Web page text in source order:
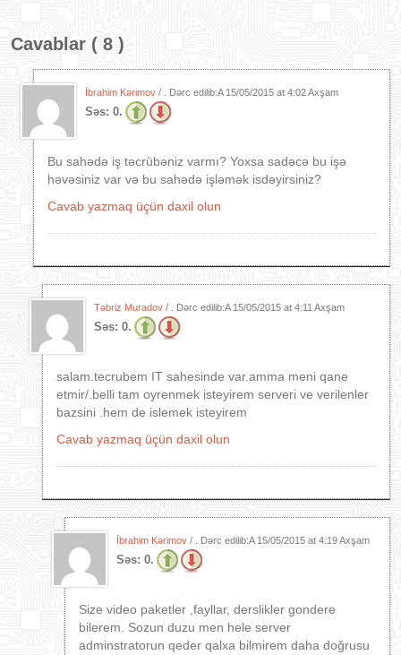
Cavablar ( 8 )
İbrahim Kərimov / . Dərc edilib:A 15/05/2015 at 4:02 Axşam
Səs: 0.
Bu sahədə iş təcrübəniz varmı? Yoxsa sadəcə bu işə
həvəsiniz var və bu sahədə işləmək isdəyirsiniz?
Cavab yazmaq üçün daxil olun
Təbriz Muradov / . Dərc edilib:A 15/05/2015 at 4:11 Axşam
Səs: 0.
salam.tecrubem IT sahesinde var.amma meni qane
etmir/.belli tam oyrenmek isteyirem serveri ve verilenler
bazsini .hem de islemek isteyirem
Cavab yazmaq üçün daxil olun
İbrahim Kərimov / . Dərc edilib:A 15/05/2015 at 4:19 Axşam
Səs: 0.
Size video paketler ,fayllar, derslikler gondere
bilerem. Sozun duzu men hele server
adminstratorun qeder qalxa bilmirem daha doğrusu